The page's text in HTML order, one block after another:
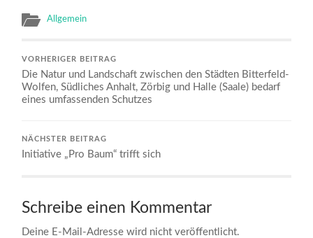
Allgemein
VORHERIGER BEITRAG
Die Natur und Landschaft zwischen den Städten Bitterfeld-
Wolfen, Südliches Anhalt, Zörbig und Halle (Saale) bedarf
eines umfassenden Schutzes
NÄCHSTER BEITRAG
Initiative „Pro Baum“ trifft sich
Schreibe einen Kommentar
Deine E-Mail-Adresse wird nicht veröffentlicht.